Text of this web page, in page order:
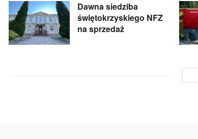
Dawna siedziba
świętokrzyskiego NFZ
na sprzedaż